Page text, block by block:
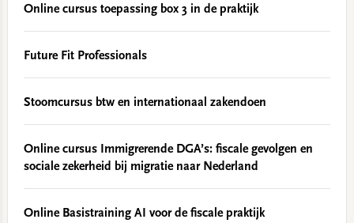
Online cursus toepassing box 3 in de praktijk
Future Fit Professionals
Stoomcursus btw en internationaal zakendoen
Online cursus Immigrerende DGA’s: fiscale gevolgen en
sociale zekerheid bij migratie naar Nederland
Online Basistraining AI voor de fiscale praktijk